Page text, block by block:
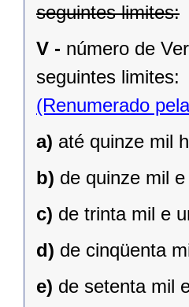
seguintes limites:
V - número de
seguintes limites:
(Renumerado
a) até quinze mil
b) de quinze mil
c) de trinta mil e
d) de cinqüenta
e) de setenta mil